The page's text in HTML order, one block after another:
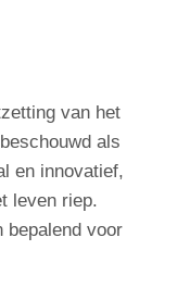
van het
als
en innovatief,
leven riep.
bepalend voor